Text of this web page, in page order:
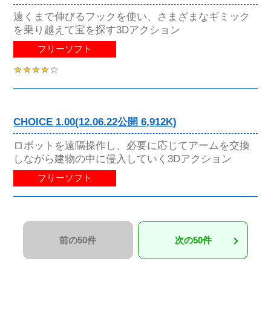
遠くまで伸びるフックを使い、さまざまなギミック
を乗り越えて宝を探す3Dアクション
フリーソフト
CHOICE 1.00(12.06.22公開 6,912K)
ロボットを遠隔操作し、必要に応じてアームを交換
しながら建物の中に侵入していく3Dアクション
フリーソフト
前の50件 次の50件